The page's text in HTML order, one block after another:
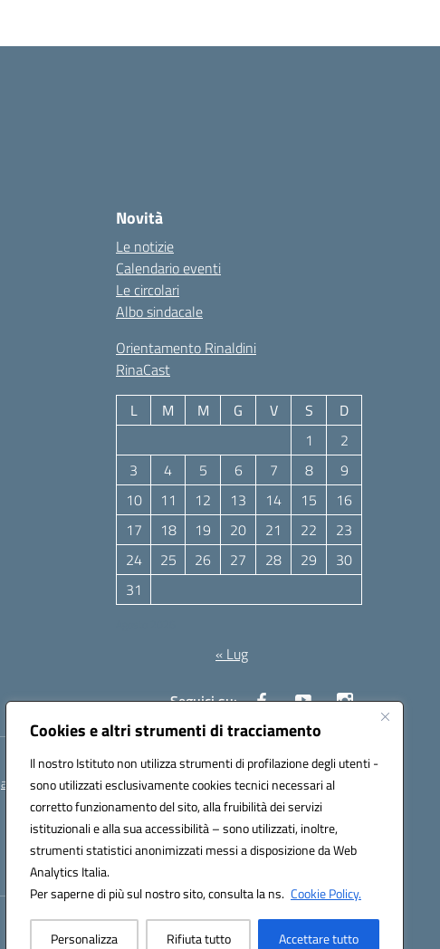
Cookies e altri strumenti di tracciamento
Il nostro Istituto non utilizza strumenti di profilazione degli utenti -
sono utilizzati esclusivamente cookies tecnici necessari al
corretto funzionamento del sito, alla fruibilità dei servizi
istituzionali e alla sua accessibilità – sono utilizzati, inoltre,
strumenti statistici anonimizzati messi a disposizione da Web
Analytics Italia.
Per saperne di più sul nostro sito, consulta la ns. Cookie Policy.
Personalizza Rifiuta tutto Accettare tutto
Novità
Le notizie
Calendario eventi
Le circolari
Albo sindacale
Orientamento Rinaldini
RinaCast
L M M G V S
D
1
2
3
4 5 6 7 8
9
10
11 12 13 14 15
16
17
18 19 20 21 22
23
24
25 26 27 28 29
30
31
« Lug
Seguici su:
anpc010006@pec.istruzione.it